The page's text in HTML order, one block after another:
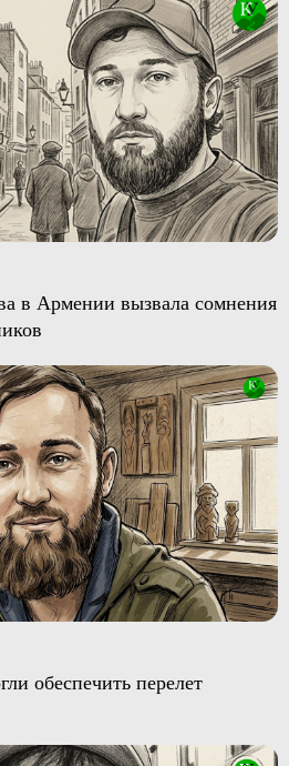
в Армении вызвала сомнения
обеспечить перелет